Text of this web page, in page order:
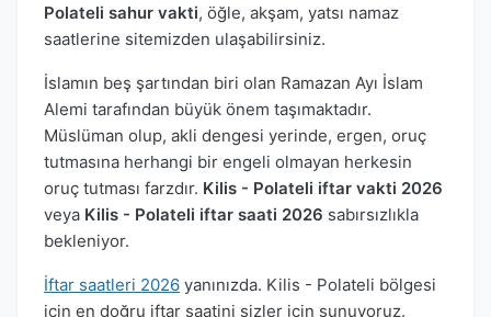
Polateli sahur vakti, öğle, akşam, yatsı namaz
saatlerine sitemizden ulaşabilirsiniz.
İslamın beş şartından biri olan Ramazan Ayı İslam
Alemi tarafından büyük önem taşımaktadır.
Müslüman olup, akli dengesi yerinde, ergen, oruç
tutmasına herhangi bir engeli olmayan herkesin
oruç tutması farzdır. Kilis - Polateli iftar vakti 2026
veya Kilis - Polateli iftar saati 2026 sabırsızlıkla
bekleniyor.
İftar saatleri 2026 yanınızda. Kilis - Polateli bölgesi
için en doğru iftar saatini sizler için sunuyoruz.